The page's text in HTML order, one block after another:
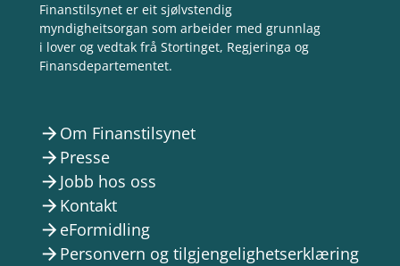
Finanstilsynet er eit sjølvstendig
myndigheitsorgan som arbeider med grunnlag
i lover og vedtak frå Stortinget, Regjeringa og
Finansdepartementet.
arrow_forward Om Finanstilsynet
arrow_forward Presse
arrow_forward Jobb hos oss
arrow_forward Kontakt
arrow_forward eFormidling
arrow_forward Personvern og tilgjengelighetserklæring